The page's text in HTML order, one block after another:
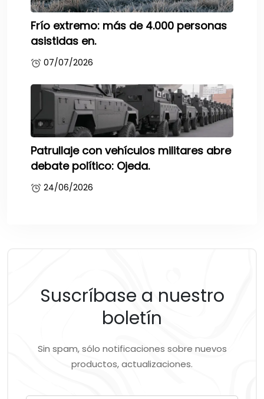
Frío extremo: más de 4.000 personas
asistidas en.
07/07/2026
Patrullaje con vehículos militares abre
debate político: Ojeda.
24/06/2026
Suscríbase a nuestro
boletín
Sin spam, sólo notificaciones sobre nuevos
productos, actualizaciones.